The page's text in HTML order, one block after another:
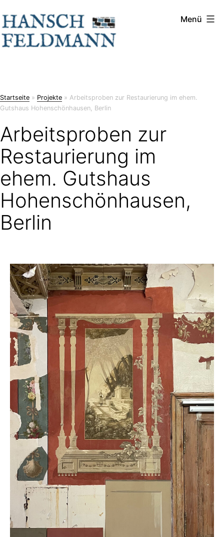
Inhalt
springen
Hansch
&
Menü
Startseite » Projekte » Arbeitsproben zur Restaurierung im ehem.
Gutshaus Hohenschönhausen, Berlin
Arbeitsproben zur
Restaurierung im
ehem. Gutshaus
Hohenschönhausen,
Berlin